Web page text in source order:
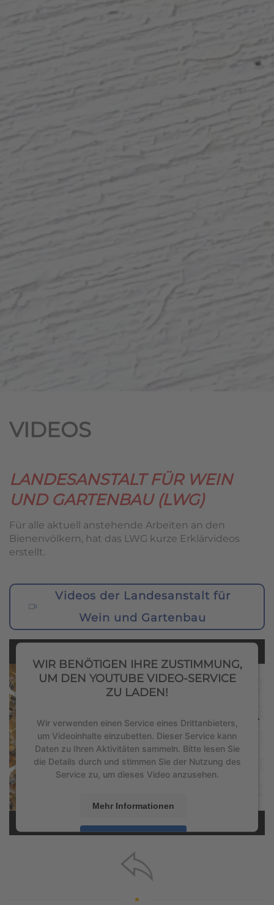
VIDEOS
LANDESANSTALT FÜR WEIN
UND GARTENBAU (LWG)
Für alle aktuell anstehende Arbeiten an den
Bienenvölkern, hat das LWG kurze Erklärvideos
erstellt.
Videos der Landesanstalt für
Wein und Gartenbau
WIR BENÖTIGEN IHRE ZUSTIMMUNG,
UM DEN YOUTUBE VIDEO-SERVICE
ZU LADEN!
Wir verwenden einen Service eines Drittanbieters,
um Videoinhalte einzubetten. Dieser Service kann
Daten zu Ihren Aktivitäten sammeln. Bitte lesen Sie
die Details durch und stimmen Sie der Nutzung des
Service zu, um dieses Video anzusehen.
Mehr Informationen
Akzeptieren
Usercentrics Consent Management
Platform&eRecht24